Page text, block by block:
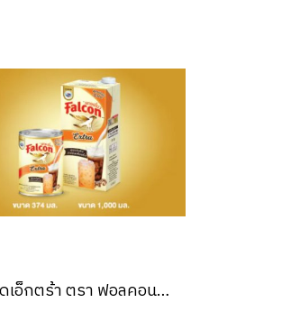
นมสดเอ็กตร้า ตรา ฟอลคอน 1000 มล. Falcon Extra fresh milk 1000 ml. (ยกลัง 12 ชิ้น )